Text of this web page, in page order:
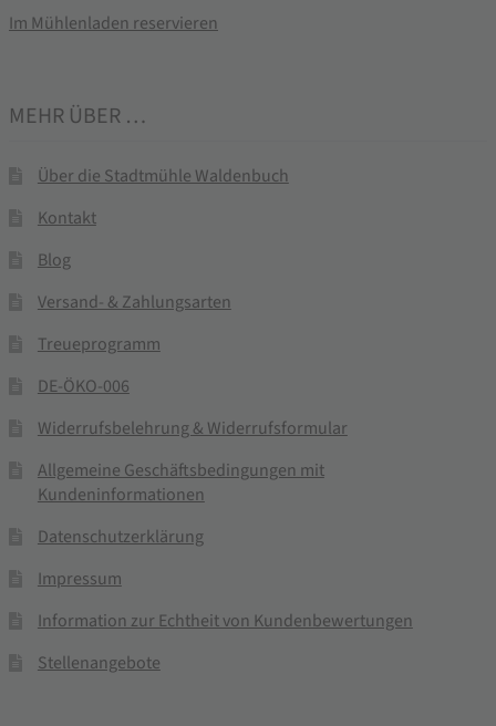
Im Mühlenladen reservieren
MEHR ÜBER …
Über die Stadtmühle Waldenbuch
Kontakt
Blog
Versand- & Zahlungsarten
Treueprogramm
DE-ÖKO-006
Widerrufsbelehrung & Widerrufsformular
Allgemeine Geschäftsbedingungen mit
Kundeninformationen
Datenschutzerklärung
Impressum
Information zur Echtheit von Kundenbewertungen
Stellenangebote